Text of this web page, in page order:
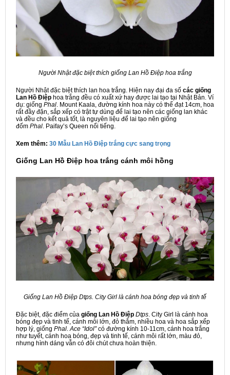
Người Nhật đặc biệt thích giống Lan Hồ Điệp hoa trắng
Người Nhật đặc biệt thích lan hoa trắng. Hiện nay đại đa số các giống
Lan Hồ Điệp hoa trắng đều có xuất xứ hay được lai tạo tại Nhật Bản. Ví
dụ: giống Phal. Mount Kaala, đường kính hoa này có thể đạt 14cm, hoa
rất đầy đặn, sắp xếp có trật tự dùng để lai tạo nên các giống lan khác
và đều cho kết quả tốt, là nguyên liệu để lai tạo nên giống
đốm Phal. Paifay’s Queen nổi tiếng.
Xem thêm: 30 Mẫu Lan Hồ Điệp trắng cực sang trọng
Giống Lan Hồ Điệp hoa trắng cánh môi hồng
Giống Lan Hồ Điệp Dtps. City Girl là cánh hoa bóng đẹp và tinh tế
Đặc biệt, đặc điểm của giống Lan Hồ Điệp Dtps. City Girl là cánh hoa
bóng đẹp và tinh tế, cánh môi lớn, đỏ thắm, nhiều hoa và hoa sắp xếp
hợp lý, giống Phal.Ace “Idol”có đường kính 10-11cm, cánh hoa trắng
như tuyết, cánh hoa bóng, đẹp và tinh tế, cánh môi rất lớn, màu đỏ,
nhưng hình dáng vẫn có đôi chút chưa hoàn thiện.